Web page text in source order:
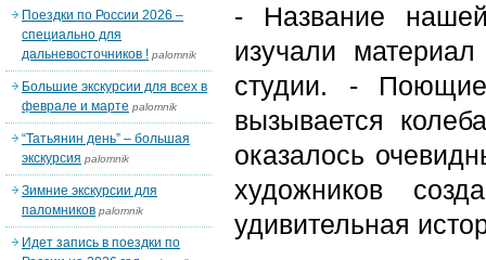
- Название
изучали
студии. -
вызывается
оказалось
художников
удивительная
Поездки по России 2026 –
специально для
дальневосточников ! palomnik
Большие экскурсии для всех в
феврале и марте palomnik
“Татьянин день” – большая
экскурсия palomnik
Зимние экскурсии для
паломников palomnik
Идет запись в поездки по